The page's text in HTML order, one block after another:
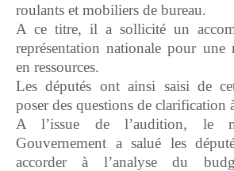
roulants et mobiliers de bureau.
A ce titre, il a sollicité un
représentation nationale pour une
en ressources.
Les députés ont ainsi saisi de
poser des questions de clarification
A l’issue de l’audition, le
Gouvernement a salué les
accorder à l’analyse du